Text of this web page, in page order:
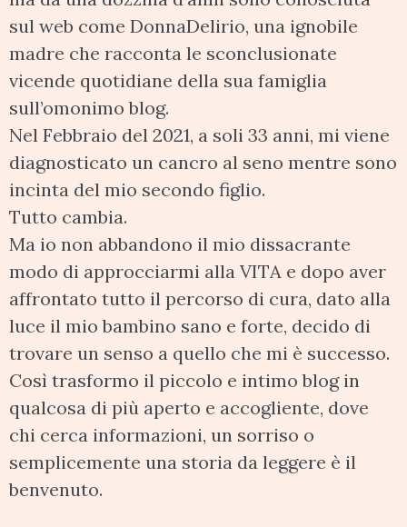
sul web come DonnaDelirio, una ignobile
madre che racconta le sconclusionate
vicende quotidiane della sua famiglia
sull’omonimo blog.
Nel Febbraio del 2021, a soli 33 anni, mi viene
diagnosticato un cancro al seno mentre sono
incinta del mio secondo figlio.
Tutto cambia.
Ma io non abbandono il mio dissacrante
modo di approcciarmi alla VITA e dopo aver
affrontato tutto il percorso di cura, dato alla
luce il mio bambino sano e forte, decido di
trovare un senso a quello che mi è successo.
Così trasformo il piccolo e intimo blog in
qualcosa di più aperto e accogliente, dove
chi cerca informazioni, un sorriso o
semplicemente una storia da leggere è il
benvenuto.